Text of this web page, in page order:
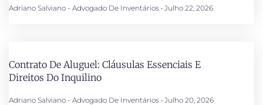
Adriano Salviano - Advogado De Inventários Julho 22, 2026
Contrato De Aluguel: Cláusulas Essenciais E
Direitos Do Inquilino
Adriano Salviano - Advogado De Inventários Julho 20, 2026